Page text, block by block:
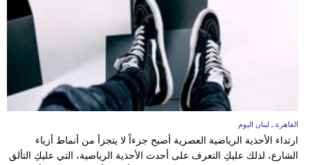
القاهرة ـ لبنان اليوم
ارتداء الأحذية الرياضية العصرية أصبح جزءاً لا يتجزأ من أنماط أزياء
الشارع، لذلك عليكِ التعرف على أحدث الأحذية الرياضية، التي عليكِ التألق